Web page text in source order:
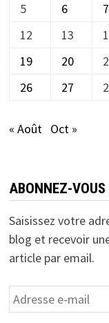
5
6 7
12
13
19
20
26
27
« Août Oct »
ABONNEZ-
Saisissez votre
blog et recevoir
article par email.
Adresse
e-